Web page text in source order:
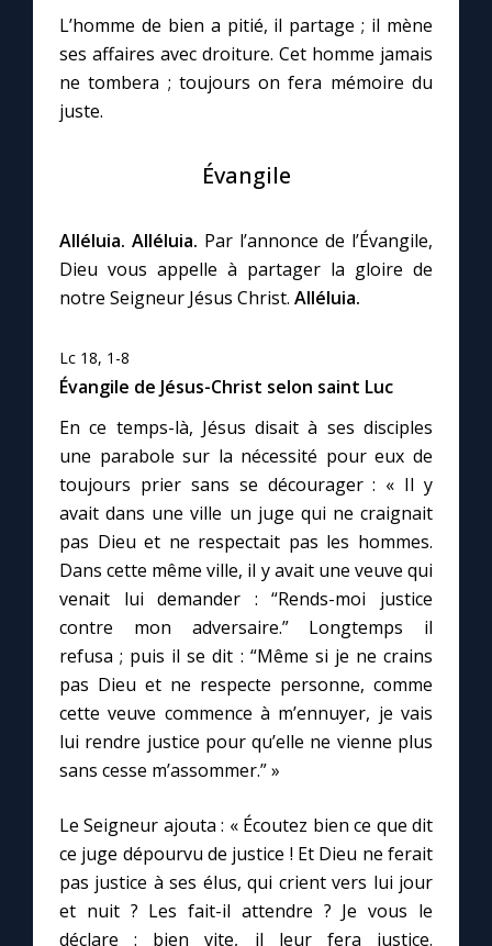
Contact
Faire un don
L’homme de bien a pitié, il partage ; il mène
ses affaires avec droiture. Cet homme jamais
ne tombera ; toujours on fera mémoire du
juste.
Évangile
Alléluia. Alléluia. Par l’annonce de l’Évangile,
Dieu vous appelle à partager la gloire de
notre Seigneur Jésus Christ. Alléluia.
Lc 18, 1-8
Évangile de Jésus-Christ selon saint Luc
En ce temps-là, Jésus disait à ses disciples
une parabole sur la nécessité pour eux de
toujours prier sans se décourager : « Il y
avait dans une ville un juge qui ne craignait
pas Dieu et ne respectait pas les hommes.
Dans cette même ville, il y avait une veuve qui
venait lui demander : “Rends-moi justice
contre mon adversaire.” Longtemps il
refusa ; puis il se dit : “Même si je ne crains
pas Dieu et ne respecte personne, comme
cette veuve commence à m’ennuyer, je vais
lui rendre justice pour qu’elle ne vienne plus
sans cesse m’assommer.” »
Le Seigneur ajouta : « Écoutez bien ce que dit
ce juge dépourvu de justice ! Et Dieu ne ferait
pas justice à ses élus, qui crient vers lui jour
et nuit ? Les fait-il attendre ? Je vous le
déclare : bien vite, il leur fera justice.